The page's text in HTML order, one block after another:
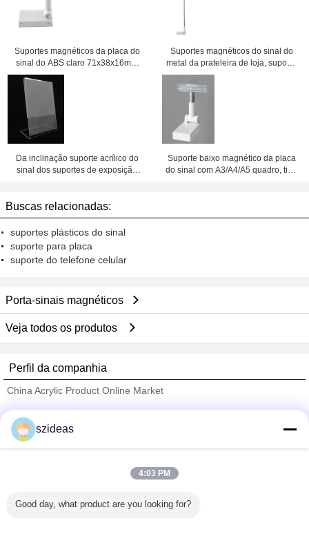
Suportes magnéticos da placa do
sinal do ABS claro 71x38x16mm
para o quadro do PC A3 A4 A5
Suportes magnéticos do sinal do
metal da prateleira de loja, suporte
de exposição ajustável do PNF da
Da inclinação suporte acrílico do
sinal dos suportes de exposição
Suporte baixo magnético da placa
do sinal com A3/A4/A5 quadro, tipo
Buscas relacionadas:
suportes plásticos do sinal
suporte para placa
suporte do telefone celular
Porta-sinais magnéticos
Veja todos os produtos
Perfil da companhia
China Acrylic Product Online Market
Trust Seal
Todos os Produtos
szideas
4:03 PM
Good day, what product are you looking for?